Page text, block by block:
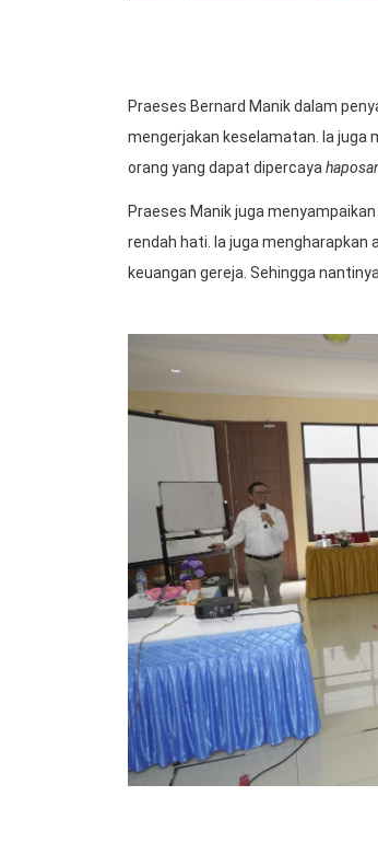
Praeses Bernard Manik dalam
mengerjakan keselamatan. Ia juga
orang yang dapat dipercaya
Praeses Manik juga
rendah hati. Ia juga
keuangan gereja. Sehingga